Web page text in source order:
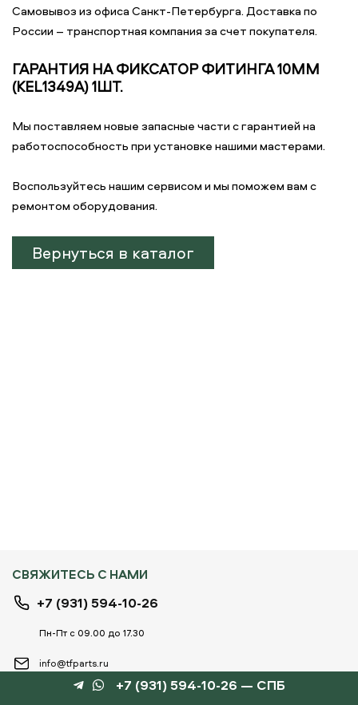
Самовывоз из офиса Санкт-Петербурга. Доставка по
России – транспортная компания за счет покупателя.
ГАРАНТИЯ НА ФИКСАТОР ФИТИНГА 10ММ
(KEL1349A) 1ШТ.
Мы поставляем новые запасные части с гарантией на
работоспособность при установке нашими мастерами.
Воспользуйтесь нашим сервисом и мы поможем вам с
ремонтом оборудования.
Вернуться в каталог
СВЯЖИТЕСЬ С НАМИ
+7 (931) 594-10-26
Пн-Пт с 09.00 до 17.30
info@tfparts.ru
+7 (931) 594-10-26 — СПБ